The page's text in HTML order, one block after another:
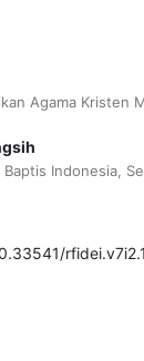
Agama Kristen
Indonesia,